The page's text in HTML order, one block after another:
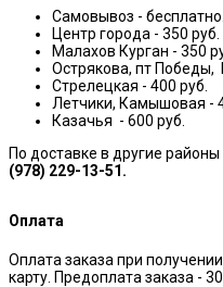
Самовывоз - бесплатно.
Центр города - 350 руб.
Малахов Курган - 350
Острякова, пт Победы,
Стрелецкая - 400 руб.
Летчики, Камышовая -
Казачья - 600 руб.
По доставке в другие
(978) 229-13-51.
Оплата
Оплата заказа при
карту. Предоплата заказа -